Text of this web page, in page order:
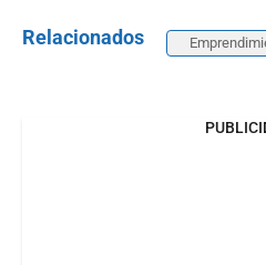
Relacionados